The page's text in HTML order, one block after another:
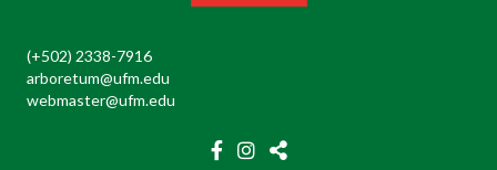
(+502) 2338-7916
arboretum@ufm.edu
webmaster@ufm.edu